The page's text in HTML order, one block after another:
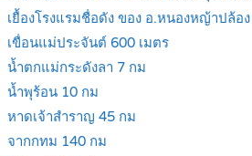
เยื้องโรงแรมชื่อดัง ของ อ.หนองหญ้าปล้อง
เขื่อนแม่ประจันต์ 600 เมตร
น้ำตกแม่กระดังลา 7 กม
น้ำพุร้อน 10 กม
หาดเจ้าสำราญ 45 กม
จากกทม 140 กม